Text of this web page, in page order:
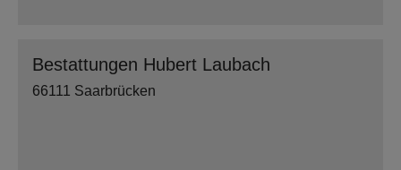
Bestattungen Hubert Laubach
66111 Saarbrücken